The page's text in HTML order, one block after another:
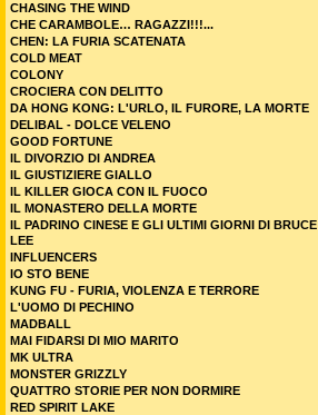
CHASING THE WIND
CHE CARAMBOLE… RAGAZZI!!!...
CHEN: LA FURIA SCATENATA
COLD MEAT
COLONY
CROCIERA CON DELITTO
DA HONG KONG: L'URLO, IL FURORE, LA MORTE
DELIBAL - DOLCE VELENO
GOOD FORTUNE
IL DIVORZIO DI ANDREA
IL GIUSTIZIERE GIALLO
IL KILLER GIOCA CON IL FUOCO
IL MONASTERO DELLA MORTE
IL PADRINO CINESE E GLI ULTIMI GIORNI DI BRUCE
LEE
INFLUENCERS
IO STO BENE
KUNG FU - FURIA, VIOLENZA E TERRORE
L'UOMO DI PECHINO
MADBALL
MAI FIDARSI DI MIO MARITO
MK ULTRA
MONSTER GRIZZLY
QUATTRO STORIE PER NON DORMIRE
RED SPIRIT LAKE